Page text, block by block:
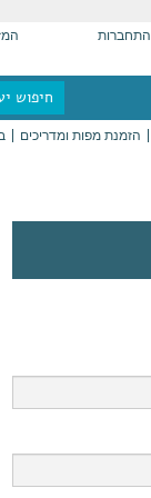
התחברות
חיפוש
הזמנת מפות ומדריכים